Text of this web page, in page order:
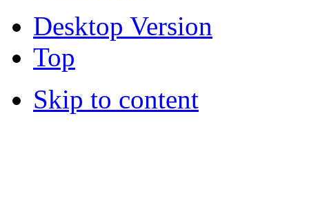
Desktop Version
Top
Skip to content